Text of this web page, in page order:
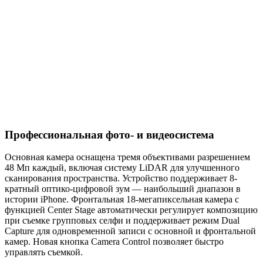
Профессиональная фото- и видеосистема
Основная камера оснащена тремя объективами разрешением
48 Мп каждый, включая систему LiDAR для улучшенного
сканирования пространства. Устройство поддерживает 8-
кратный оптико-цифровой зум — наибольший диапазон в
истории iPhone. Фронтальная 18-мегапиксельная камера с
функцией Center Stage автоматически регулирует композицию
при съемке групповых селфи и поддерживает режим Dual
Capture для одновременной записи с основной и фронтальной
камер. Новая кнопка Camera Control позволяет быстро
управлять съемкой.